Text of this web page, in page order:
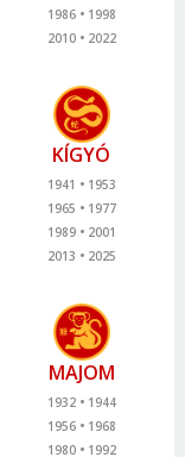
1986
1998
2010
2022
KÍGYÓ
1941
1953
1965
1977
1989
2001
2013
2025
MAJOM
1932
1944
1956
1968
1980
1992